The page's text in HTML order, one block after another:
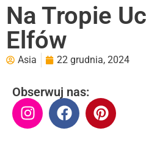
Na Tropie
Elfów
Asia 22 grudnia, 2024
Obserwuj nas: